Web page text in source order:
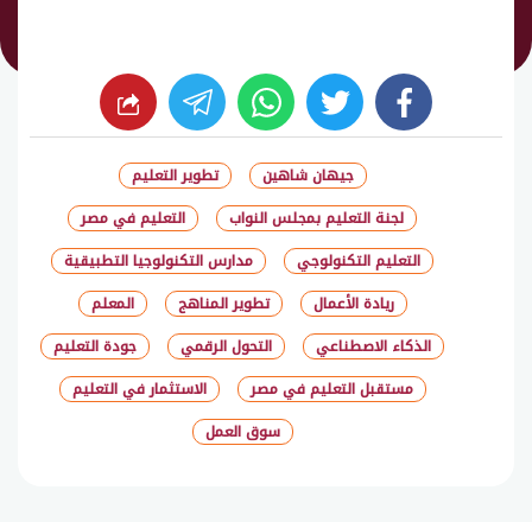
facebook
twitter
whats
جيهان شاهين
تطوير التعليم
لجنة التعليم بمجلس النواب
التعليم في مصر
التعليم التكنولوجي
مدارس التكنولوجيا التطبيقية
ريادة الأعمال
تطوير المناهج
المعلم
الذكاء الاصطناعي
التحول الرقمي
جودة التعليم
مستقبل التعليم في مصر
الاستثمار في التعليم
سوق العمل